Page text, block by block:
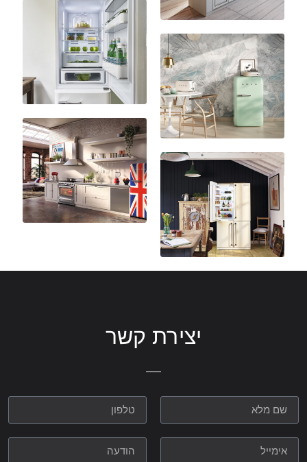
יצירת קשר